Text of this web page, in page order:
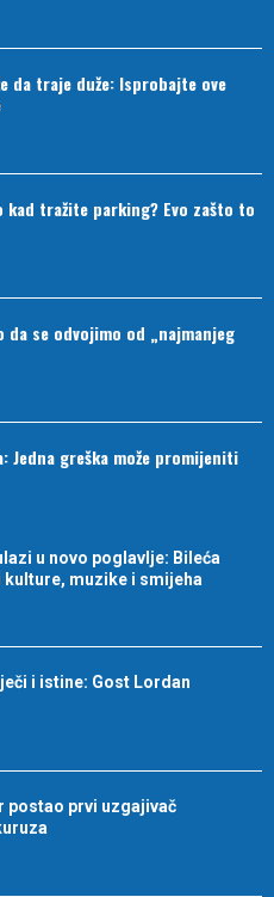
da traje duže: Isprobajte ove
kad tražite parking? Evo zašto to
da se odvojimo od „najmanjeg
Jedna greška može promijeniti
u novo poglavlje: Bileća
kulture, muzike i smijeha
i istine: Gost Lordan
postao prvi uzgajivač